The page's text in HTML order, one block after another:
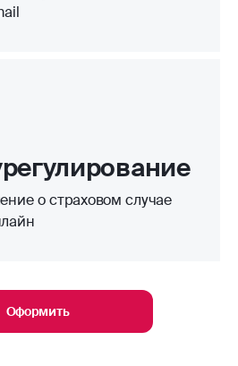
о страховом случае
Оформить